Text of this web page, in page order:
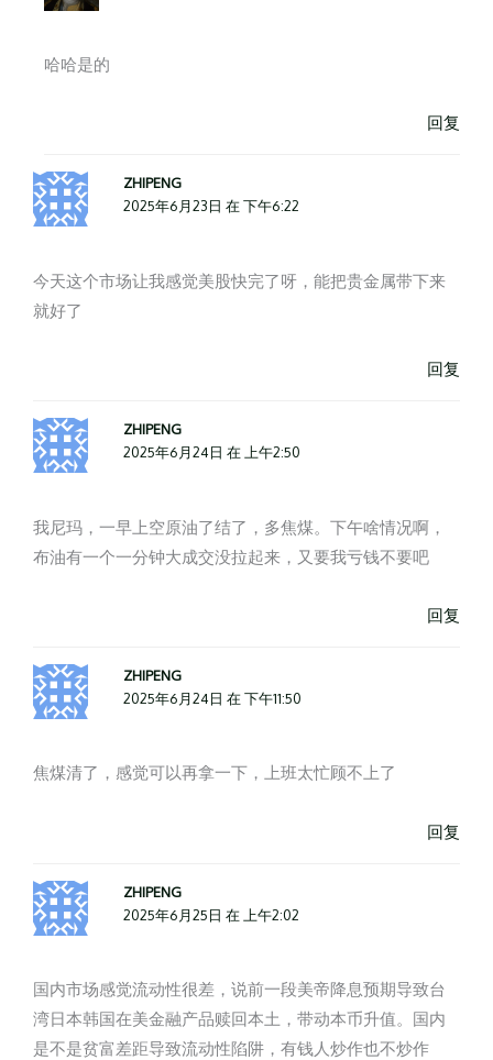
哈哈是的
回复
ZHIPENG
2025年6月23日 在 下午6:22
今天这个市场让我感觉美股快完了呀，能把贵金属带下来
就好了
回复
ZHIPENG
2025年6月24日 在 上午2:50
我尼玛，一早上空原油了结了，多焦煤。下午啥情况啊，
布油有一个一分钟大成交没拉起来，又要我亏钱不要吧
回复
ZHIPENG
2025年6月24日 在 下午11:50
焦煤清了，感觉可以再拿一下，上班太忙顾不上了
回复
ZHIPENG
2025年6月25日 在 上午2:02
国内市场感觉流动性很差，说前一段美帝降息预期导致台
湾日本韩国在美金融产品赎回本土，带动本币升值。国内
是不是贫富差距导致流动性陷阱，有钱人炒作也不炒作